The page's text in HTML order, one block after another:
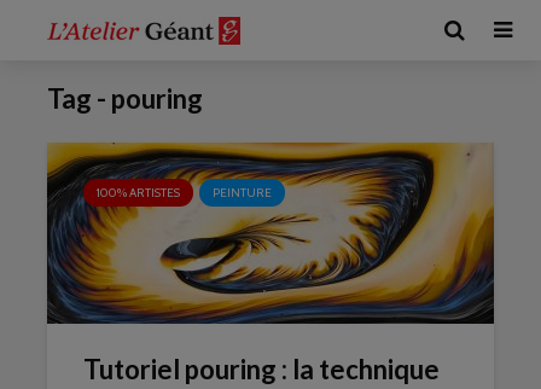
Tag - pouring
100% ARTISTES PEINTURE
Tutoriel pouring : la technique